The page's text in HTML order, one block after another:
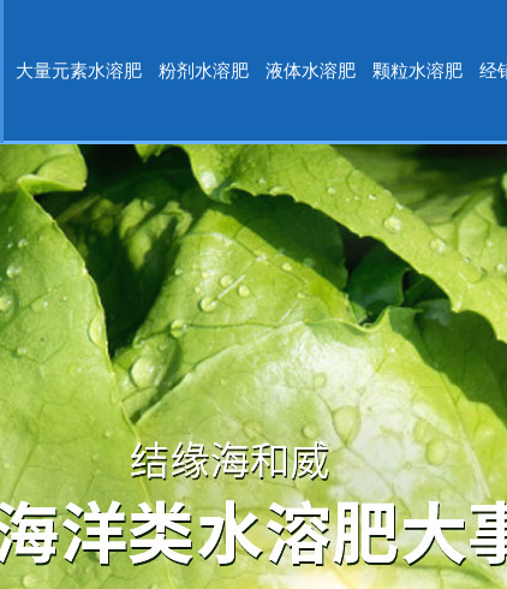
大量元素水溶肥 粉剂水溶肥 液体水溶肥 颗粒水溶肥 经